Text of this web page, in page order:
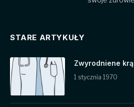
STARE ARTYKUŁY
Zwyrodniene
1 stycznia 1970